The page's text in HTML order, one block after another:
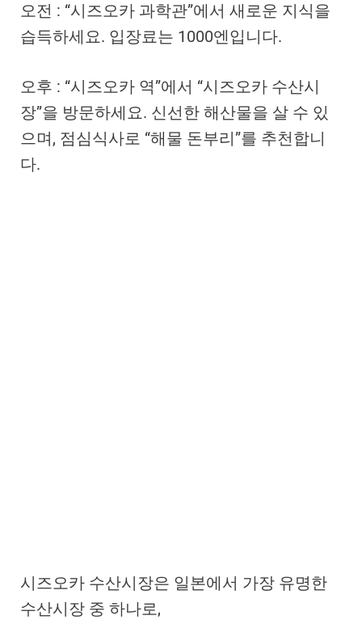
오전 : “시즈오카 과학관”에서 새로운 지식을
습득하세요. 입장료는 1000엔입니다.
오후 : “시즈오카 역”에서 “시즈오카 수산시
장”을 방문하세요. 신선한 해산물을 살 수 있
으며, 점심식사로 “해물 돈부리”를 추천합니
다.
시즈오카 수산시장은 일본에서 가장 유명한
수산시장 중 하나로,